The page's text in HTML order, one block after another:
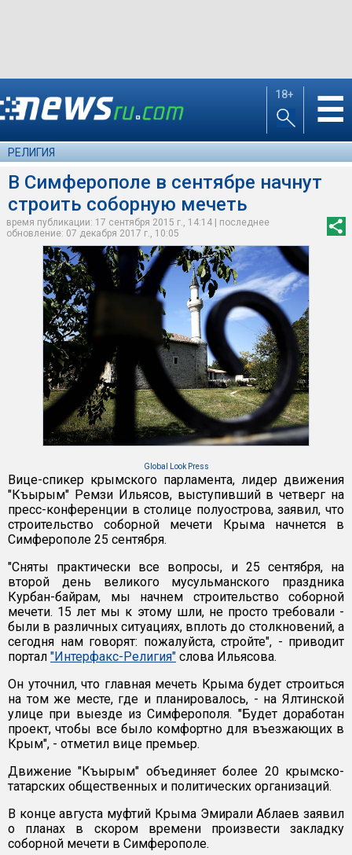
18+ ☰
РЕЛИГИЯ
В Симферополе в сентябре начнут
строить соборную мечеть
время публикации: 17 сентября 2015 г., 14:14 | последнее
обновление: 07 декабря 2017 г., 10:05
Global Look Press
Вице-спикер крымского парламента, лидер движения
"Къырым" Ремзи Ильясов, выступивший в четверг на
пресс-конференции в столице полуострова, заявил, что
строительство соборной мечети Крыма начнется в
Симферополе 25 сентября.
"Сняты практически все вопросы, и 25 сентября, на
второй день великого мусульманского праздника
Курбан-байрам, мы начнем строительство соборной
мечети. 15 лет мы к этому шли, не просто требовали -
были в различных ситуациях, вплоть до столкновений, а
сегодня нам говорят: пожалуйста, стройте", - приводит
портал "Интерфакс-Религия" слова Ильясова.
Он уточнил, что главная мечеть Крыма будет строиться
на том же месте, где и планировалось, - на Ялтинской
улице при выезде из Симферополя. "Будет доработан
проект, чтобы все было комфортно для въезжающих в
Крым", - отметил вице премьер.
Движение "Къырым" объединяет более 20 крымско-
татарских общественных и политических организаций.
В конце августа муфтий Крыма Эмирали Аблаев заявил
о планах в скором времени произвести закладку
соборной мечети в Симферополе.